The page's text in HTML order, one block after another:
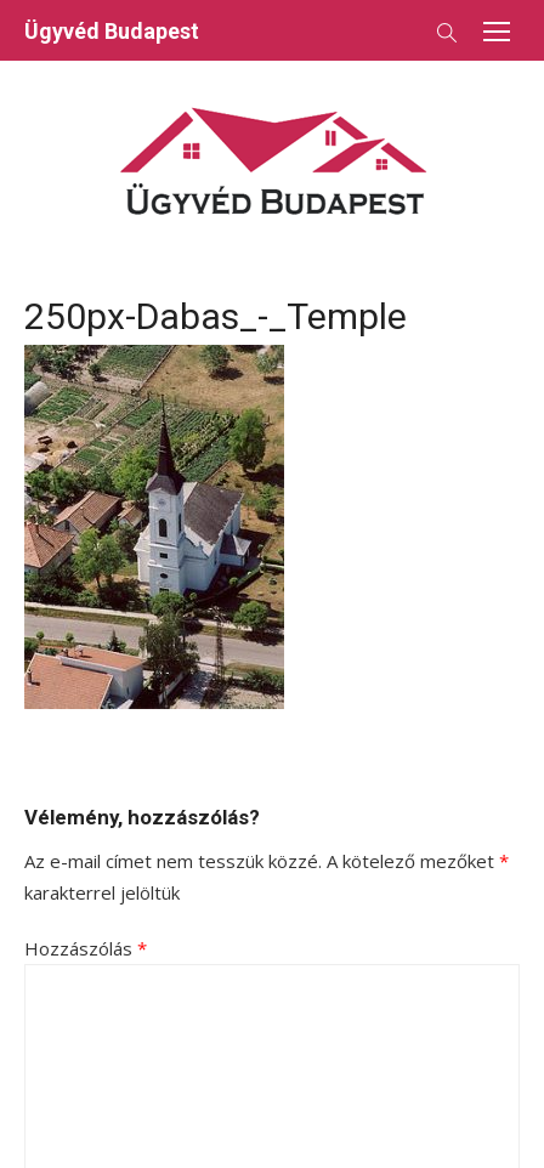
Skip
Ügyvéd Budapest
250px-Dabas_-_Temple
Vélemény, hozzászólás?
Az e-mail címet nem tesszük közzé. A kötelező mezőket *
karakterrel jelöltük
Hozzászólás *